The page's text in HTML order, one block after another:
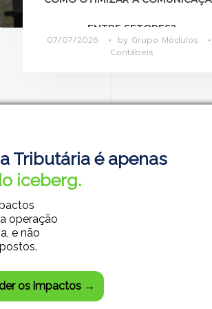
Tributária é apenas
iceberg.
operação
e não
os impactos →
MAIS PRODUTIVAS?
06/07/2026
by Grupo Módulos
Contábeis